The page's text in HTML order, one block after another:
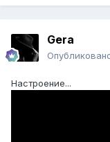
Gera
Настроение...